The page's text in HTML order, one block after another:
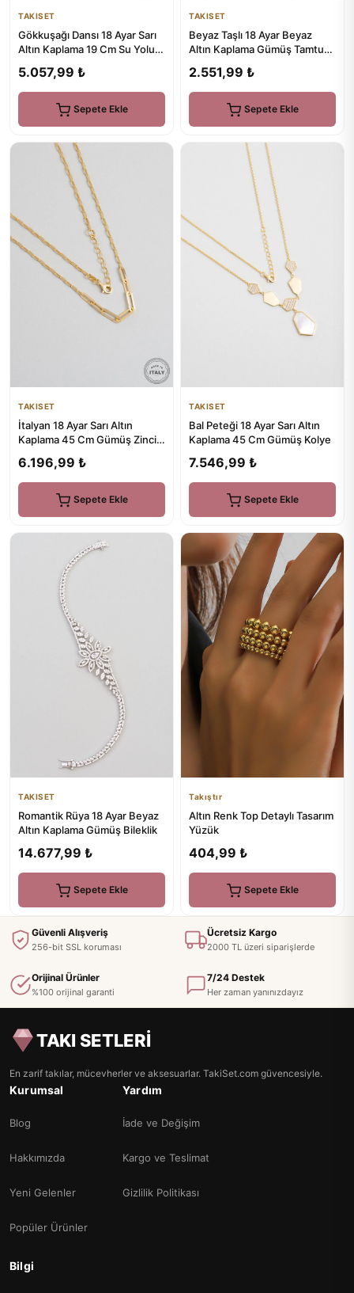
TAKISET
Gökkuşağı Dansı 18 Ayar Sarı
Altın Kaplama 19 Cm Su Yolu
5.057,99 ₺
Sepete Ekle
TAKISET
Beyaz Taşlı 18 Ayar Beyaz
Altın Kaplama Gümüş Tamtur
2.551,99 ₺
Sepete Ekle
TAKISET
İtalyan 18 Ayar Sarı Altın
Kaplama 45 Cm Gümüş Zincir
6.196,99 ₺
Sepete Ekle
TAKISET
Bal Peteği 18 Ayar Sarı Altın
Kaplama 45 Cm Gümüş Kolye
7.546,99 ₺
Sepete Ekle
TAKISET
Romantik Rüya 18 Ayar Beyaz
Altın Kaplama Gümüş Bileklik
14.677,99 ₺
Sepete Ekle
Takıştır
Altın Renk Top Detaylı Tasarım
Yüzük
404,99 ₺
Sepete Ekle
Güvenli Alışveriş
256-bit SSL koruması
Ücretsiz Kargo
2000 TL üzeri siparişlerde
Orijinal Ürünler
%100 orijinal garanti
7/24 Destek
Her zaman yanınızdayız
TAKI SETLERİ
En zarif takılar, mücevherler ve aksesuarlar. TakiSet.com güvencesiyle.
Kurumsal
Blog
Hakkımızda
Yeni Gelenler
Popüler Ürünler
Yardım
İade ve Değişim
Kargo ve Teslimat
Gizlilik Politikası
Bilgi